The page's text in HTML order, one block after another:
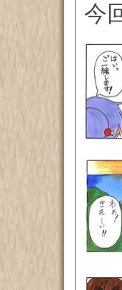
今